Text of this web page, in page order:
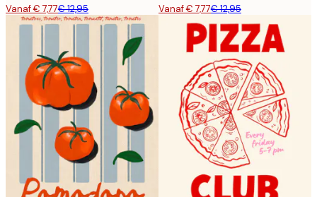
Vanaf € 7,77€ 12,95 Vanaf € 7,77€ 12,95